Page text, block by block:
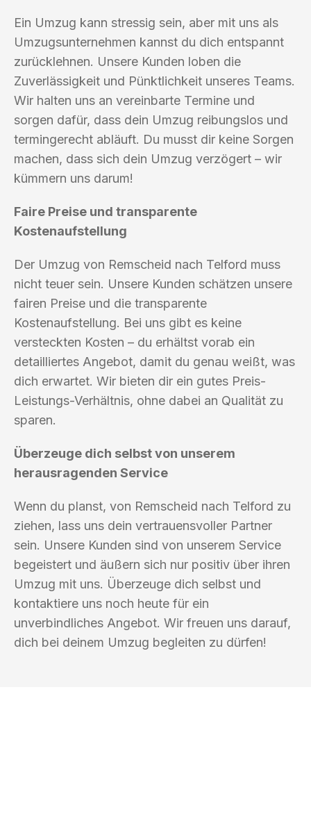
Ein Umzug kann stressig sein, aber mit uns als
Umzugsunternehmen kannst du dich entspannt
zurücklehnen. Unsere Kunden loben die
Zuverlässigkeit und Pünktlichkeit unseres Teams.
Wir halten uns an vereinbarte Termine und
sorgen dafür, dass dein Umzug reibungslos und
termingerecht abläuft. Du musst dir keine Sorgen
machen, dass sich dein Umzug verzögert – wir
kümmern uns darum!
Faire Preise und transparente
Kostenaufstellung
Der Umzug von Remscheid nach Telford muss
nicht teuer sein. Unsere Kunden schätzen unsere
fairen Preise und die transparente
Kostenaufstellung. Bei uns gibt es keine
versteckten Kosten – du erhältst vorab ein
detailliertes Angebot, damit du genau weißt, was
dich erwartet. Wir bieten dir ein gutes Preis-
Leistungs-Verhältnis, ohne dabei an Qualität zu
sparen.
Überzeuge dich selbst von unserem
herausragenden Service
Wenn du planst, von Remscheid nach Telford zu
ziehen, lass uns dein vertrauensvoller Partner
sein. Unsere Kunden sind von unserem Service
begeistert und äußern sich nur positiv über ihren
Umzug mit uns. Überzeuge dich selbst und
kontaktiere uns noch heute für ein
unverbindliches Angebot. Wir freuen uns darauf,
dich bei deinem Umzug begleiten zu dürfen!